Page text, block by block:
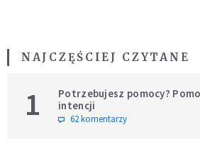
NAJCZĘŚCIEJ CZYTANE
1
Potrzebujesz pomocy?
intencji
62 komentarzy